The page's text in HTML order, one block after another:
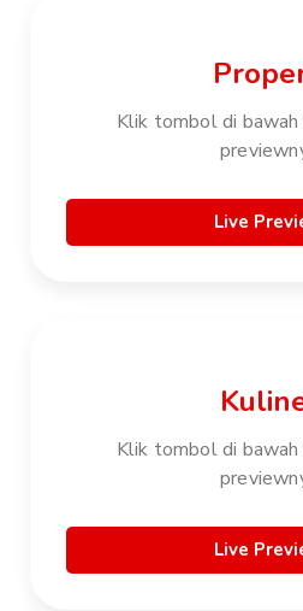
Klik tombol di
Live
Klik tombol di
Live